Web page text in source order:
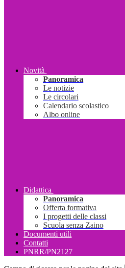
Novità
Panoramica
Le notizie
Le circolari
Calendario scolastico
Albo online
Didattica
Panoramica
Offerta formativa
I progetti delle classi
Scuola senza Zaino
Documenti utili
Contatti
PNRR/PN2127